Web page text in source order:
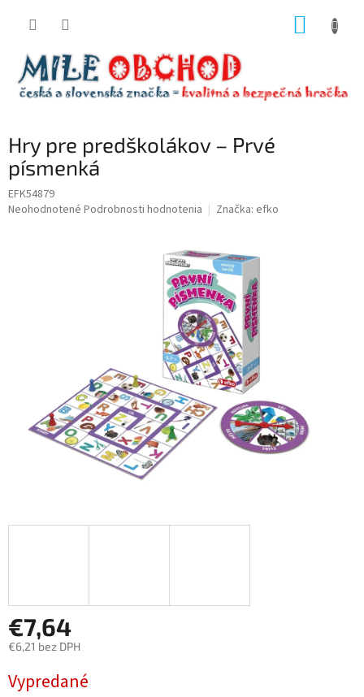
Hry pre predškolákov – Prvé
písmenká
EFK54879
Priemerné
Neohodnotené Podrobnosti hodnotenia Značka: efko
€7,64
€6,21 bez DPH
cena:
Vypredané